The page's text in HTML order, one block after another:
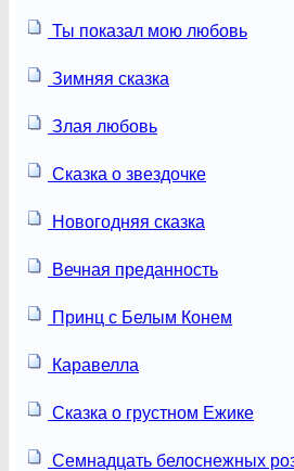
Ты показал мою любовь
Зимняя сказка
Злая любовь
Сказка о звездочке
Новогодняя сказка
Вечная преданность
Принц с Белым Конем
Каравелла
Сказка о грустном Ежике
Семнадцать белоснежных